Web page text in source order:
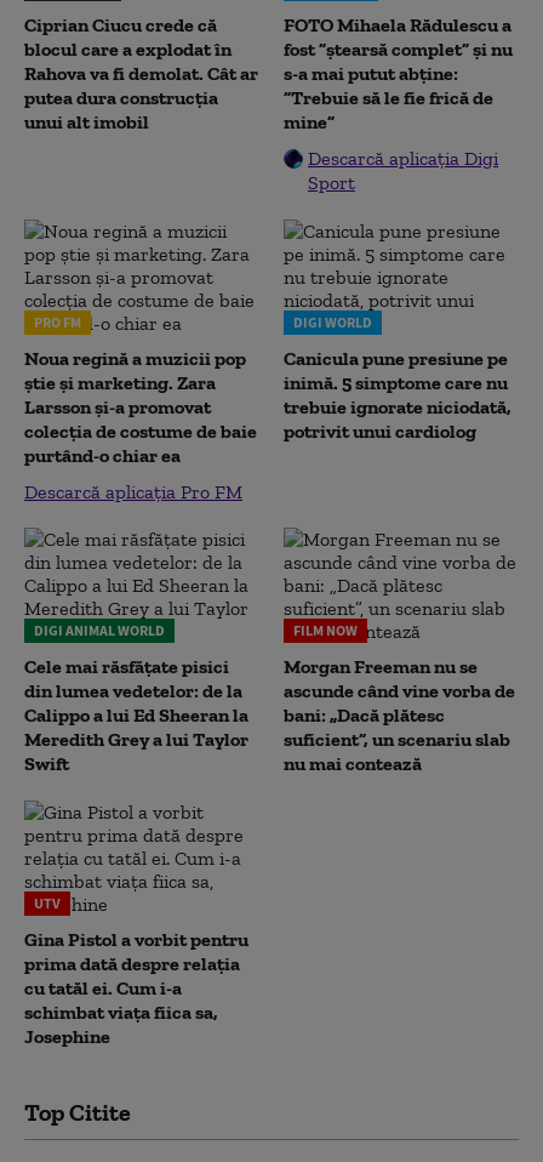
Ciprian Ciucu crede că
blocul care a explodat în
Rahova va fi demolat. Cât ar
putea dura construcția
unui alt imobil
FOTO Mihaela Rădulescu a
fost ”ștearsă complet” și nu
s-a mai putut abține:
”Trebuie să le fie frică de
mine”
Descarcă aplicația Digi
Sport
PRO FM
Noua regină a muzicii pop
știe și marketing. Zara
Larsson și-a promovat
colecția de costume de baie
purtând-o chiar ea
Descarcă aplicația Pro FM
DIGI WORLD
Canicula pune presiune pe
inimă. 5 simptome care nu
trebuie ignorate niciodată,
potrivit unui cardiolog
DIGI ANIMAL WORLD
Cele mai răsfățate pisici
din lumea vedetelor: de la
Calippo a lui Ed Sheeran la
Meredith Grey a lui Taylor
Swift
FILM NOW
Morgan Freeman nu se
ascunde când vine vorba de
bani: „Dacă plătesc
suficient”, un scenariu slab
nu mai contează
UTV
Gina Pistol a vorbit pentru
prima dată despre relația
cu tatăl ei. Cum i-a
schimbat viața fiica sa,
Josephine
Top Citite